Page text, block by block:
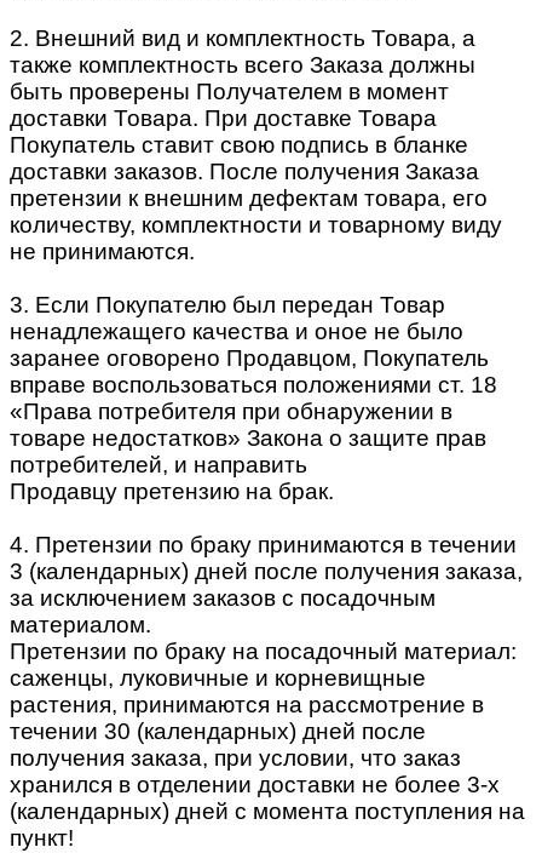
2. Внешний вид и комплектность Товара, а
также комплектность всего Заказа должны
быть проверены Получателем в момент
доставки Товара. При доставке Товара
Покупатель ставит свою подпись в бланке
доставки заказов. После получения Заказа
претензии к внешним дефектам товара, его
количеству, комплектности и товарному виду
не принимаются.
3. Если Покупателю был передан Товар
ненадлежащего качества и оное не было
заранее оговорено Продавцом, Покупатель
вправе воспользоваться положениями ст. 18
«Права потребителя при обнаружении в
товаре недостатков» Закона о защите прав
потребителей, и направить
Продавцу претензию на брак.
4. Претензии по браку принимаются в течении
3 (календарных) дней после получения заказа,
за исключением заказов с посадочным
материалом.
Претензии по браку на посадочный материал:
саженцы, луковичные и корневищные
растения, принимаются на рассмотрение в
течении 30 (календарных) дней после
получения заказа, при условии, что заказ
хранился в отделении доставки не более 3-х
(календарных) дней с момента поступления на
пункт!